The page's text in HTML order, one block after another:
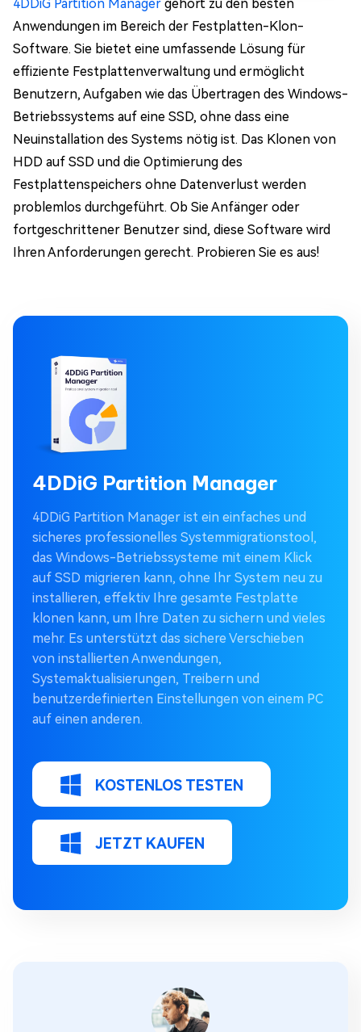
4DDiG Partition Manager gehört zu den besten
Anwendungen im Bereich der Festplatten-Klon-
Software. Sie bietet eine umfassende Lösung für
effiziente Festplattenverwaltung und ermöglicht
Benutzern, Aufgaben wie das Übertragen des Windows-
Betriebssystems auf eine SSD, ohne dass eine
Neuinstallation des Systems nötig ist. Das Klonen von
HDD auf SSD und die Optimierung des
Festplattenspeichers ohne Datenverlust werden
problemlos durchgeführt. Ob Sie Anfänger oder
fortgeschrittener Benutzer sind, diese Software wird
Ihren Anforderungen gerecht. Probieren Sie es aus!
4DDiG Partition Manager
4DDiG Partition Manager ist ein einfaches und
sicheres professionelles Systemmigrationstool,
das Windows-Betriebssysteme mit einem Klick
auf SSD migrieren kann, ohne Ihr System neu zu
installieren, effektiv Ihre gesamte Festplatte
klonen kann, um Ihre Daten zu sichern und vieles
mehr. Es unterstützt das sichere Verschieben
von installierten Anwendungen,
Systemaktualisierungen, Treibern und
benutzerdefinierten Einstellungen von einem PC
auf einen anderen.
KOSTENLOS TESTEN
JETZT KAUFEN